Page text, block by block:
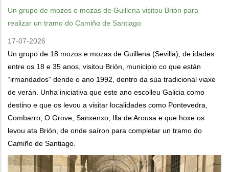
Un grupo de mozos e mozas de Guillena visitou Brión para
realizar un tramo do Camiño de Santiago
17-07-2026
Un grupo de 18 mozos e mozas de Guillena (Sevilla), de idades
entre os 18 e 35 anos, visitou Brión, municipio co que están
“irmandados” dende o ano 1992, dentro da súa tradicional viaxe
de verán. Unha iniciativa que este ano escolleu Galicia como
destino e que os levou a visitar localidades como Pontevedra,
Combarro, O Grove, Sanxenxo, Illa de Arousa e que hoxe os
levou ata Brión, de onde saíron para completar un tramo do
Camiño de Santiago.